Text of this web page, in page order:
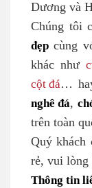
Dương và
Chúng tôi
đẹp cùng
khác như
cột đá…
nghê đá,
trên toàn
Quý khách
rẻ, vui lòng
Thông tin